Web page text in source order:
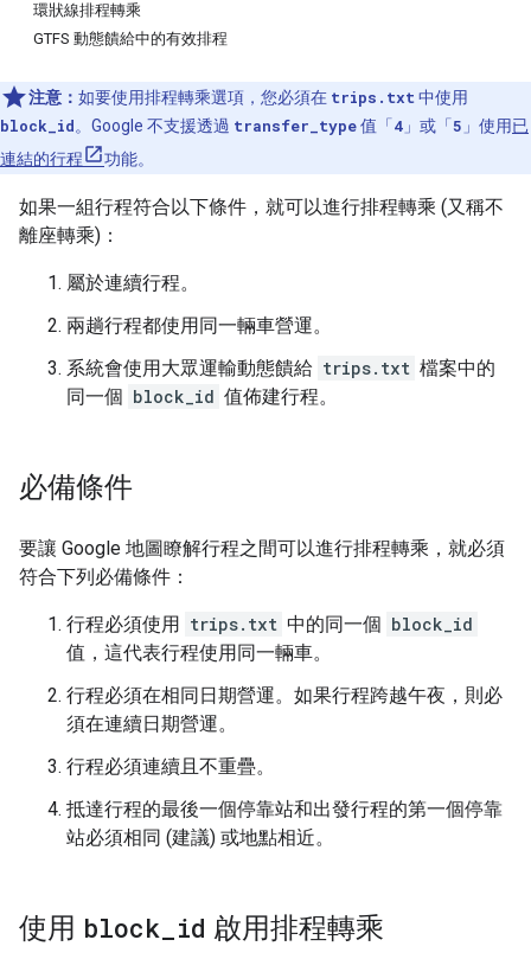
環狀線排程轉乘
GTFS 動態饋給中的有效排程
注意： 如要使用排程轉乘選項，您必須在 trips.txt 中使用
block_id。Google 不支援透過 transfer_type值「 4 」或「 5 」使用已
連結的行程
功能。
如果一組行程符合以下條件，就可以進行排程轉乘 (又稱不
離座轉乘)：
屬於連續行程。
兩趟行程都使用同一輛車營運。
系統會使用大眾運輸動態饋給 trips.txt 檔案中的
同一個 block_id 值佈建行程。
必備條件
要讓 Google 地圖瞭解行程之間可以進行排程轉乘，就必須
符合下列必備條件：
行程必須使用 trips.txt 中的同一個 block_id
值，這代表行程使用同一輛車。
行程必須在相同日期營運。如果行程跨越午夜，則必
須在連續日期營運。
行程必須連續且不重疊。
抵達行程的最後一個停靠站和出發行程的第一個停靠
站必須相同 (建議) 或地點相近。
使用 block id 啟用排程轉乘